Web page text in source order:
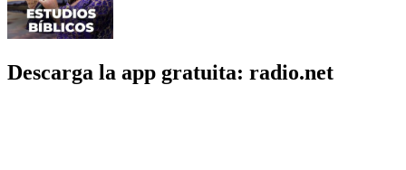
Descarga la app gratuita: radio.net